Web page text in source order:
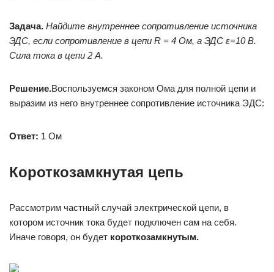
Задача. Найдите внутреннее сопротивление источника
ЭДС, если сопротивление в цепи R = 4 Ом, а ЭДС ε=10 В.
Сила тока в цепи 2 А.
Решение.Воспользуемся законом Ома для полной цепи и
выразим из него внутреннее сопротивление источника ЭДС:
Ответ: 1 Ом
Короткозамкнутая цепь
Рассмотрим частный случай электрической цепи, в
котором источник тока будет подключен сам на себя.
Иначе говоря, он будет короткозамкнутым.